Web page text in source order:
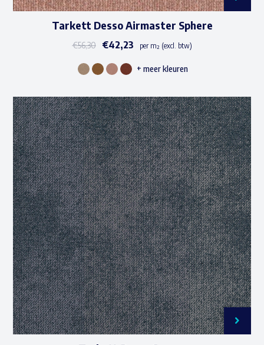
Tarkett Desso Airmaster Sphere
€56,30 €42,23 per m² (excl. btw)
Dit
heeft
meerdere
variaties.
Deze
optie
kan
gekozen
worden
op
de
productpagina
+ meer kleuren